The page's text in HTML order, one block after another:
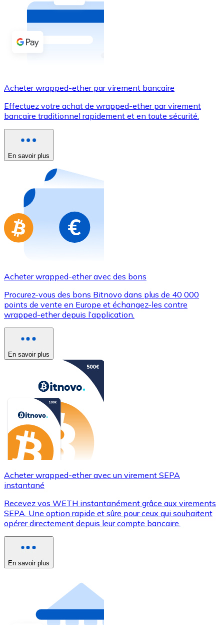
Achetez des cryptomonnaies en espèces et d'autres
Acheter avec espèces
Virement SEPA
Utilisez les cartes Visa et Mastercard pour acheter
Acheter avec carte
Nouveau
Achetez des cartes-cadeaux de vos marques
Aller à la boutique de cartes-cadeaux
Acheter wrapped-ether par virement bancaire
Effectuez votre achat de wrapped-ether par virement
bancaire traditionnel rapidement et en toute sécurité.
En savoir plus
Acheter wrapped-ether avec des bons
Procurez-vous des bons Bitnovo dans plus de 40 000
points de vente en Europe et échangez-les contre
wrapped-ether depuis l’application.
En savoir plus
Acheter wrapped-ether avec un virement SEPA
instantané
Recevez vos WETH instantanément grâce aux virements
SEPA. Une option rapide et sûre pour ceux qui souhaitent
opérer directement depuis leur compte bancaire.
En savoir plus